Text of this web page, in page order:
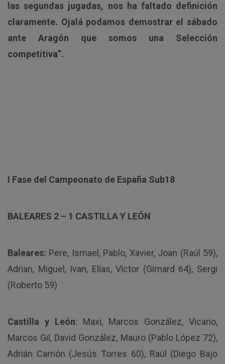
las segundas jugadas, nos ha faltado definición
claramente. Ojalá podamos demostrar el sábado
ante Aragón que somos una Selección
competitiva”.
I Fase del Campeonato de España Sub18
BALEARES 2 – 1 CASTILLA Y LEÓN
Baleares: Pere, Ismael, Pablo, Xavier, Joan (Raúl 59),
Adrian, Miguel, Ivan, Elías, Víctor (Girnard 64), Sergi
(Roberto 59)
Castilla y León: Maxi, Marcos González, Vicario,
Marcos Gil, David González, Mauro (Pablo López 72),
Adrián Carrión (Jesús Torres 60), Raúl (Diego Bajo